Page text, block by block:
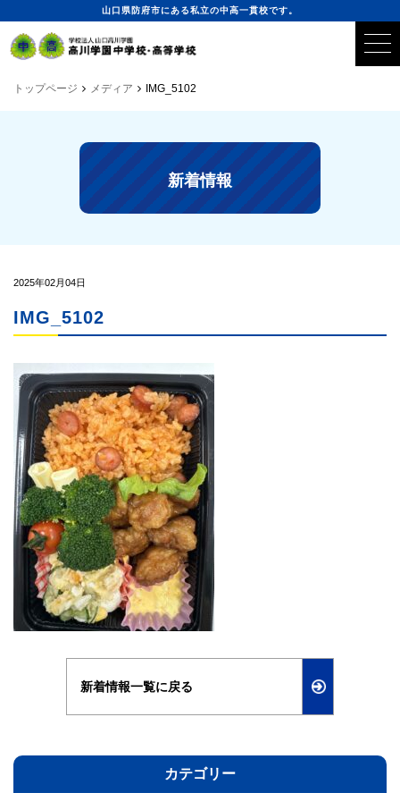
山口県防府市にある私立の中高一貫校です。
トップページ メディア IMG_5102
新着情報
2025年02月04日
IMG_5102
新着情報一覧に戻る
カテゴリー